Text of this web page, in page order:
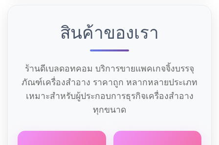
สินค้าของเรา
ร้านดีเบลดอทคอม บริการขายแพคเกจจิ้งบรรจุ
ภัณฑ์เครื่องสำอาง ราคาถูก หลากหลายประเภท
เหมาะสำหรับผู้ประกอบการธุรกิจเครื่องสำอาง
ทุกขนาด